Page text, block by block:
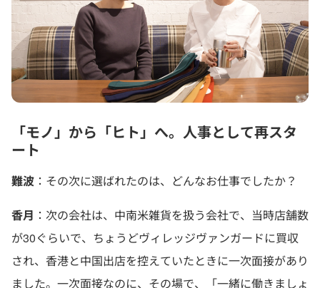
「モノ」から「ヒト」へ。人事として再スタ
ート
難波 ：その次に選ばれたのは、どんなお仕事でしたか？
香月 ：次の会社は、中南米雑貨を扱う会社で、当時店舗数
が30ぐらいで、ちょうどヴィレッジヴァンガードに買収
され、香港と中国出店を控えていたときに一次面接があり
ました。一次面接なのに、その場で、「一緒に働きましょ